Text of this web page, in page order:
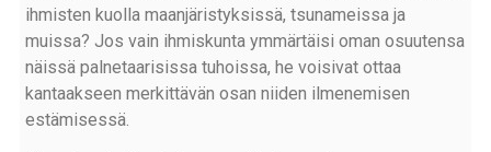
ihmisten kuolla maanjäristyksissä, tsunameissa ja
muissa? Jos vain ihmiskunta ymmärtäisi oman osuutensa
näissä palnetaarisissa tuhoissa, he voisivat ottaa
kantaakseen merkittävän osan niiden ilmenemisen
estämisessä.